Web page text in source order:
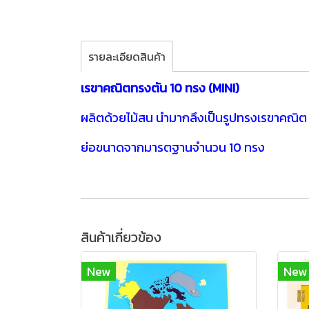
รายละเอียดสินค้า
เรขาคณิตทรงตัน 10 ทรง (MINI)
ผลิตด้วยไม้สน นำมากลึงเป็นรูปทรงเรขาคณิต
ย่อขนาดจากมารตฐานจำนวน 10 ทรง
สินค้าเกี่ยวข้อง
New New